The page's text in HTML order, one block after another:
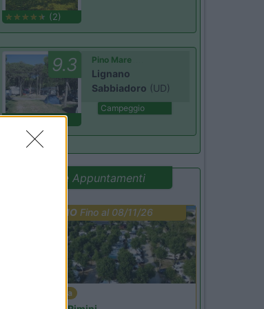
(2)
9.3
(7)
Pino Mare
Lignano
Sabbiadoro (UD)
Campeggio
Promo e Appuntamenti
PROMO Fino al 08/11/26
Emilia Romagna